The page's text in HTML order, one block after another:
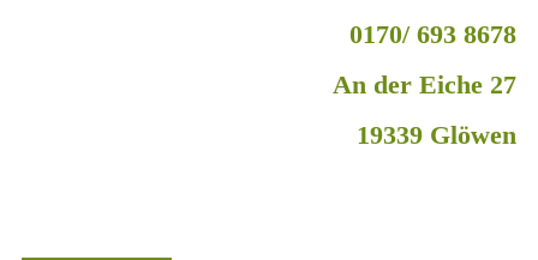
0170/ 693 8678
An der Eiche 27
19339 Glöwen